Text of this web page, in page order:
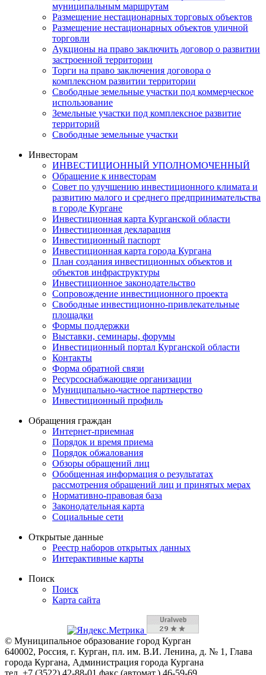
муниципальным маршрутам
Размещение нестационарных торговых объектов
Размещение нестационарных объектов уличной
торговли
Аукционы на право заключить договор о развитии
застроенной территории
Торги на право заключения договора о
комплексном развитии территории
Свободные земельные участки под коммерческое
использование
Земельные участки под комплексное развитие
территорий
Свободные земельные участки
Инвесторам
ИНВЕСТИЦИОННЫЙ УПОЛНОМОЧЕННЫЙ
Обращение к инвесторам
Совет по улучшению инвестиционного климата и
развитию малого и среднего предпринимательства
в городе Кургане
Инвестиционная карта Курганской области
Инвестиционная декларация
Инвестиционный паспорт
Инвестиционная карта города Кургана
План создания инвестиционных объектов и
объектов инфраструктуры
Инвестиционное законодательство
Сопровождение инвестиционного проекта
Свободные инвестиционно-привлекательные
площадки
Формы поддержки
Выставки, семинары, форумы
Инвестиционный портал Курганской области
Контакты
Форма обратной связи
Ресурсоснабжающие организации
Муниципально-частное партнерство
Инвестиционный профиль
Обращения граждан
Интернет-приемная
Порядок и время приема
Порядок обжалования
Обзоры обращений лиц
Обобщенная информация о результатах
рассмотрения обращений лиц и принятых мерах
Нормативно-правовая база
Законодательная карта
Социальные сети
Открытые данные
Реестр наборов открытых данных
Интерактивные карты
Поиск
Поиск
Карта сайта
© Муниципальное образование город Курган
640002, Россия, г. Курган, пл. им. В.И. Ленина, д. № 1, Глава
города Кургана, Администрация города Кургана